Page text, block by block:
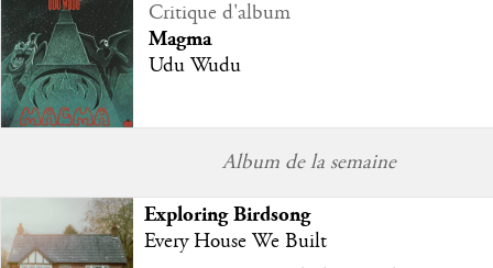
Critique d'album
Magma
Udu Wudu
Album de la semaine
Exploring Birdsong
Every House We Built